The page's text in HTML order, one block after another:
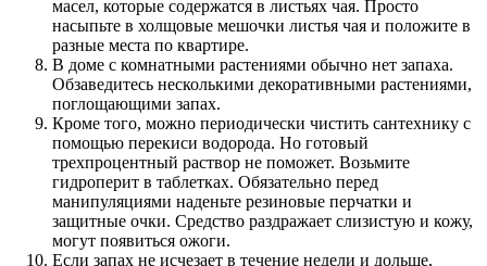
масел, которые содержатся в листьях чая. Просто
насыпьте в холщовые мешочки листья чая и положите в
разные места по квартире.
В доме с комнатными растениями обычно нет запаха.
Обзаведитесь несколькими декоративными растениями,
поглощающими запах.
Кроме того, можно периодически чистить сантехнику с
помощью перекиси водорода. Но готовый
трехпроцентный раствор не поможет. Возьмите
гидроперит в таблетках. Обязательно перед
манипуляциями наденьте резиновые перчатки и
защитные очки. Средство раздражает слизистую и кожу,
могут появиться ожоги.
Если запах не исчезает в течение недели и дольше,